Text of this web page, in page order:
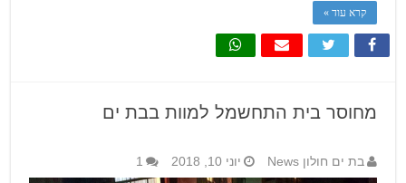
קרא עוד »
מחוסר בית התחשמל למוות בבת ים
בת ים חולון News יוני 10, 2018 1